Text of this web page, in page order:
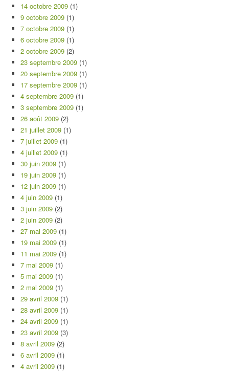
14 octobre 2009 (1)
9 octobre 2009 (1)
7 octobre 2009 (1)
6 octobre 2009 (1)
2 octobre 2009 (2)
23 septembre 2009 (1)
20 septembre 2009 (1)
17 septembre 2009 (1)
4 septembre 2009 (1)
3 septembre 2009 (1)
26 août 2009 (2)
21 juillet 2009 (1)
7 juillet 2009 (1)
4 juillet 2009 (1)
30 juin 2009 (1)
19 juin 2009 (1)
12 juin 2009 (1)
4 juin 2009 (1)
3 juin 2009 (2)
2 juin 2009 (2)
27 mai 2009 (1)
19 mai 2009 (1)
11 mai 2009 (1)
7 mai 2009 (1)
5 mai 2009 (1)
2 mai 2009 (1)
29 avril 2009 (1)
28 avril 2009 (1)
24 avril 2009 (1)
23 avril 2009 (3)
8 avril 2009 (2)
6 avril 2009 (1)
4 avril 2009 (1)